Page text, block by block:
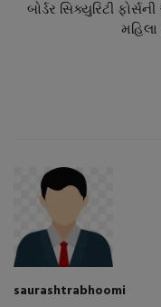
બોર્ડર સિક્યુરિટી
saurashtrabhoomi